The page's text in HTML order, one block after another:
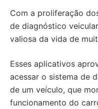
Com a proliferação
de diagnóstico
valiosa da vida de
Esses aplicativos
acessar o sistema de
de um veículo, que
funcionamento do